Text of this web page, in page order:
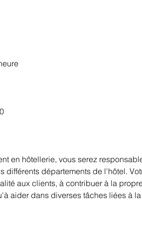
en hôtellerie, vous serez
différents départements de l'hôtel.
aux clients, à contribuer à la
aider dans diverses tâches liées à